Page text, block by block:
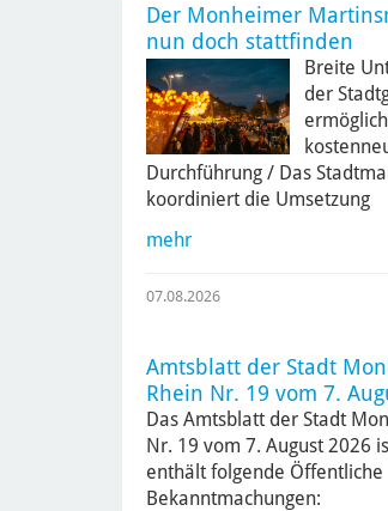
Der Monheimer
nun doch stattfinden
Breite
der
Durchführung / Das
koordiniert die Umsetzung
mehr
07.08.2026
Amtsblatt der Stadt
Rhein Nr. 19 vom 7.
Das Amtsblatt der Stadt
Nr. 19 vom 7. August 2026
enthält folgende Öffentliche
Bekanntmachungen: